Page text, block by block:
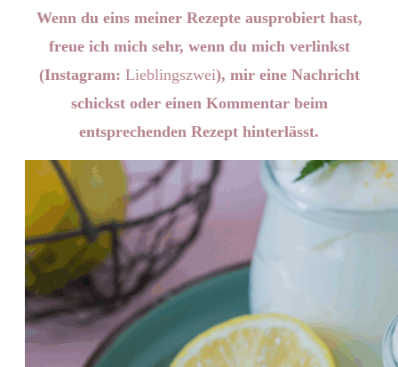
Wenn du eins meiner Rezepte ausprobiert hast,
freue ich mich sehr, wenn du mich verlinkst
(Instagram: Lieblingszwei), mir eine Nachricht
schickst oder einen Kommentar beim
entsprechenden Rezept hinterlässt.